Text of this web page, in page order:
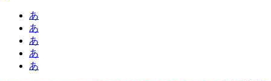
あ
あ
あ
あ
あ